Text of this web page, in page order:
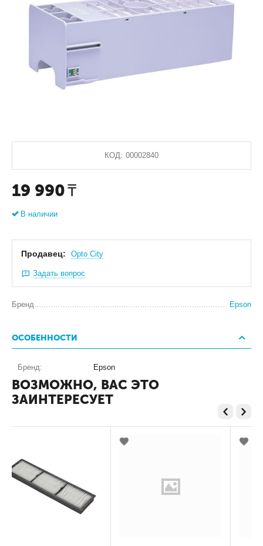
КОД: 00002840
19 990 ₸
В наличии
Продавец: Оpto City
Задать вопрос
Бренд Epson
ОСОБЕННОСТИ
Бренд: Epson
ВОЗМОЖНО, ВАС ЭТО
ЗАИНТЕРЕСУЕТ